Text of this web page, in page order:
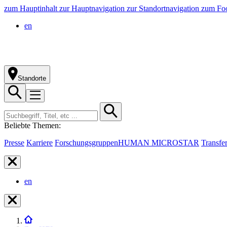
zum Hauptinhalt zur Hauptnavigation zur Standortnavigation zum
en
Standorte
Beliebte Themen:
Presse Karriere ForschungsgruppenHUMAN MICROSTAR Transfer
en